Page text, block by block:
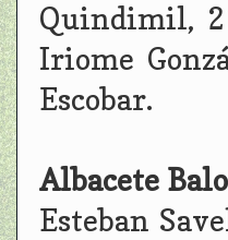
Quindimil,
Iriome
Escobar.
Albacete
Esteban